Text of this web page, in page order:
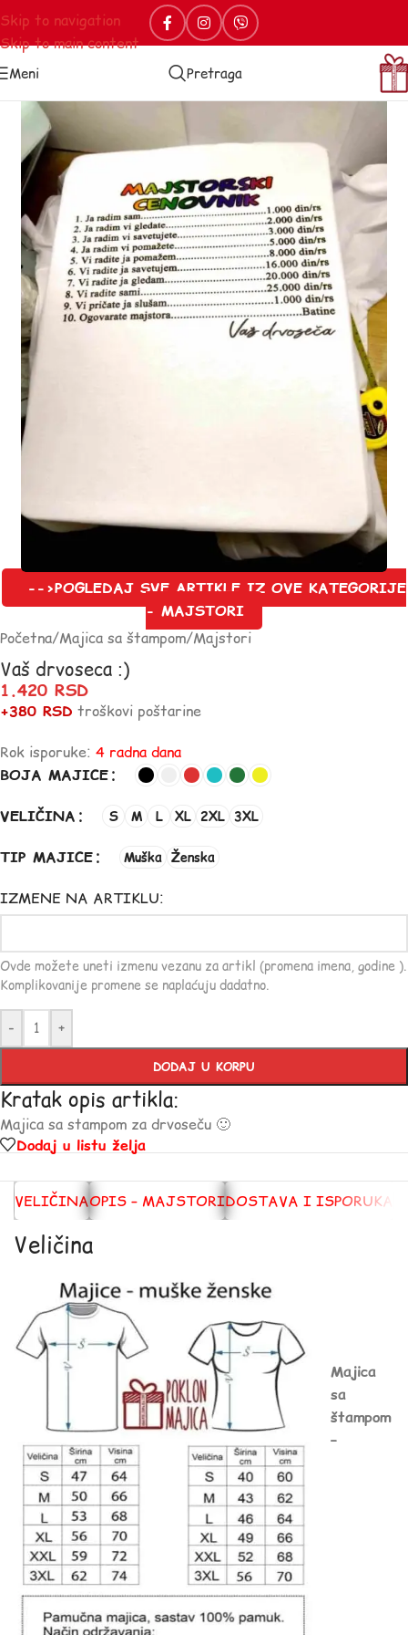
Skip to navigation
Skip to main content
Meni Pretraga
-->POGLEDAJ SVE ARTIKLE IZ OVE KATEGORIJE
- MAJSTORI
Početna/Majica sa štampom/Majstori
Vaš drvoseca :)
1.420 RSD
+380 RSD troškovi poštarine
Rok isporuke: 4 radna dana
BOJA MAJICE
VELIČINA S M L XL 2XL 3XL
TIP MAJICE Muška Ženska
IZMENE NA ARTIKLU:
Ovde možete uneti izmenu vezanu za artikl (promena imena, godine ).
Komplikovanije promene se naplaćuju dadatno.
- +
DODAJ U KORPU
Kratak opis artikla:
Majica sa stampom za drvoseču 🙂
Dodaj u listu želja
VELIČINAOPIS – MAJSTORIDOSTAVA I ISPORUKA
Veličina
Majica
sa
štampom
–